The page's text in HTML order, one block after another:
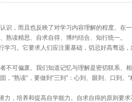
，而且也反映了对学习内容理解的程度。在
熟读精思、自求自得、博约结合、知行统一。
习。它要求人们应注重基础，切忌好高骛远，
偏废。我们知道记忆与理解是密切联系、
“熟读”，要做到“三到”：心到、眼到、口到。
培养和提高自学能力。自求自得的原则要求